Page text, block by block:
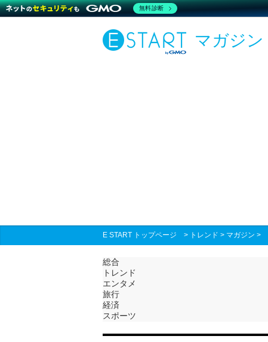
マガジン
E START トップページ > トレンド > マガジン >
総合
トレンド
エンタメ
旅行
経済
スポーツ
無料診断